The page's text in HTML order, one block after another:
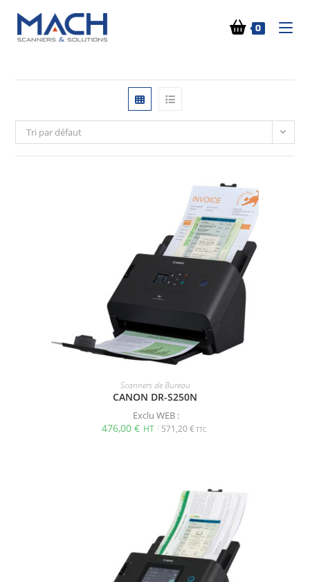
0
Tri par défaut
Scanners de Bureau
CANON DR-S250N
Exclu WEB :
476,00 € 571,20 €